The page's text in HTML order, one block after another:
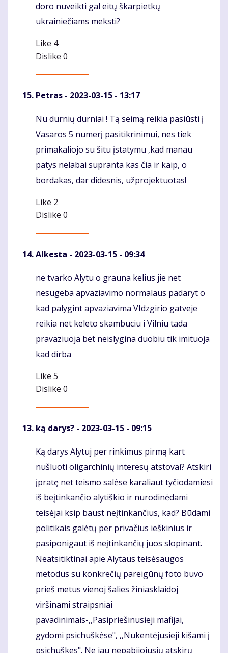
doro nuveikti gal eitų škarpietkų
ukrainiečiams meksti?
Like 4
Dislike 0
Petras - 2023-03-15 - 13:17
Komentaras
Nu durnių durniai ! Tą seimą reikia pasiūsti į
Vasaros 5 numerį pasitikrinimui, nes tiek
primakaliojo su šitu įstatymu ,kad manau
patys nelabai supranta kas čia ir kaip, o
bordakas, dar didesnis, užprojektuotas!
Like 2
Dislike 0
Alkesta - 2023-03-15 - 09:34
Komentaras
ne tvarko Alytu o grauna kelius jie net
nesugeba apvaziavimo normalaus padaryt o
kad palygint apvaziavima VIdzgirio gatveje
reikia net keleto skambuciu i Vilniu tada
pravaziuoja bet neislygina duobiu tik imituoja
kad dirba
Like 5
Dislike 0
ką darys? - 2023-03-15 - 09:15
Komentaras
Ką darys Alytuj per rinkimus pirmą kart
nušluoti oligarchinių interesų atstovai? Atskiri
įpratę net teismo salėse karaliaut tyčiodamiesi
iš beįtinkančio alytiškio ir nurodinėdami
teisėjai ksip baust neįtinkančius, kad? Būdami
politikais galėtų per privačius ieškinius ir
pasiponigaut iš neįtinkančių juos slopinant.
Neatsitiktinai apie Alytaus teisėsaugos
metodus su konkrečių pareigūnų foto buvo
prieš metus vienoj šalies žiniasklaidoj
viršinami straipsniai
pavadinimais-,,Pasipriešinusieji mafijai,
gydomi psichuškėse", ,,Nukentėjusieji kišami į
psichuškes". Ne jau nepabijojusių atskirų